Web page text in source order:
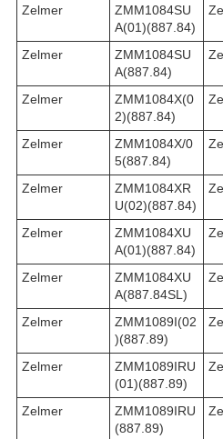
Zelmer
ZMM1084SU
A(01)(887.84)
Zelmer
ZMM1084SU
A(887.84)
Zelmer
ZMM1084X(0
2)(887.84)
Zelmer
ZMM1084X/0
5(887.84)
Zelmer
ZMM1084XR
U(02)(887.84)
Zelmer
ZMM1084XU
A(01)(887.84)
Zelmer
ZMM1084XU
A(887.84SL)
Zelmer
ZMM1089I(02
)(887.89)
Zelmer
ZMM1089IRU
(01)(887.89)
Zelmer
ZMM1089IRU
(887.89)